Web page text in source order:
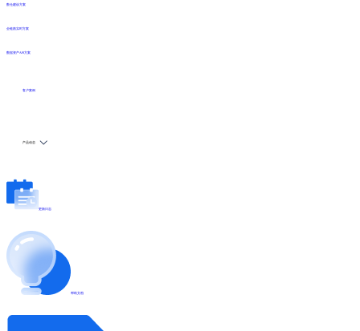
数仓建设方案
全链路实时方案
数据资产API方案
客户案例
产品动态
更新日志
帮助文档